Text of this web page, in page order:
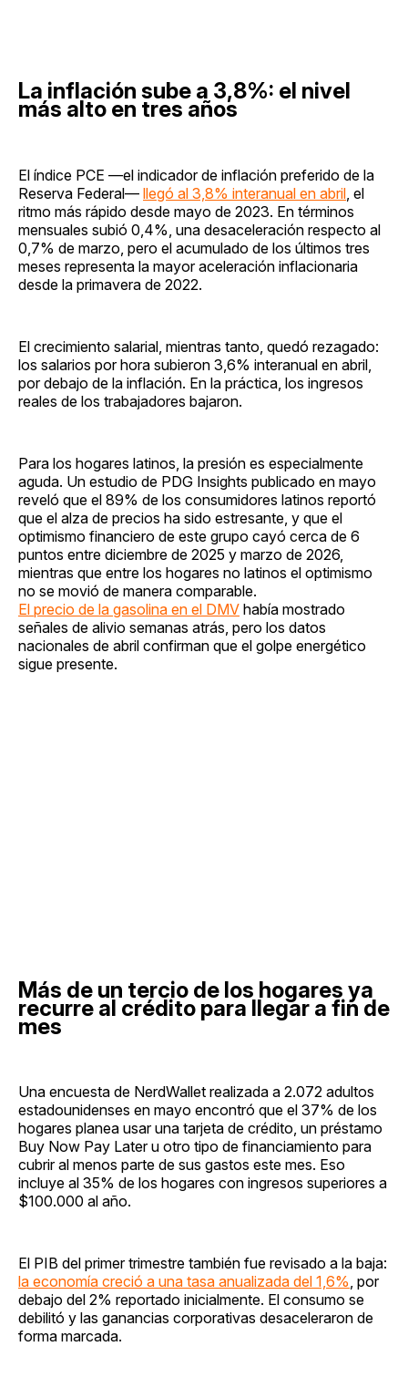
La inflación sube a 3,8%: el nivel
más alto en tres años
El índice PCE —el indicador de inflación preferido de la
Reserva Federal— llegó al 3,8% interanual en abril , el
ritmo más rápido desde mayo de 2023. En términos
mensuales subió 0,4%, una desaceleración respecto al
0,7% de marzo, pero el acumulado de los últimos tres
meses representa la mayor aceleración inflacionaria
desde la primavera de 2022.
El crecimiento salarial, mientras tanto, quedó rezagado:
los salarios por hora subieron 3,6% interanual en abril,
por debajo de la inflación. En la práctica, los ingresos
reales de los trabajadores bajaron.
Para los hogares latinos, la presión es especialmente
aguda. Un estudio de PDG Insights publicado en mayo
reveló que el 89% de los consumidores latinos reportó
que el alza de precios ha sido estresante, y que el
optimismo financiero de este grupo cayó cerca de 6
puntos entre diciembre de 2025 y marzo de 2026,
mientras que entre los hogares no latinos el optimismo
no se movió de manera comparable.
El precio de la gasolina en el DMV había mostrado
señales de alivio semanas atrás, pero los datos
nacionales de abril confirman que el golpe energético
sigue presente.
Más de un tercio de los hogares ya
recurre al crédito para llegar a fin de
mes
Una encuesta de NerdWallet realizada a 2.072 adultos
estadounidenses en mayo encontró que el 37% de los
hogares planea usar una tarjeta de crédito, un préstamo
Buy Now Pay Later u otro tipo de financiamiento para
cubrir al menos parte de sus gastos este mes. Eso
incluye al 35% de los hogares con ingresos superiores a
$100.000 al año.
El PIB del primer trimestre también fue revisado a la baja:
la economía creció a una tasa anualizada del 1,6%, por
debajo del 2% reportado inicialmente. El consumo se
debilitó y las ganancias corporativas desaceleraron de
forma marcada.